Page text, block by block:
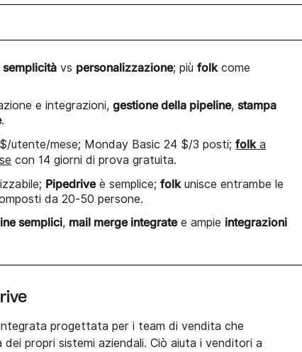
semplicità vs personalizzazione; piùfolkcome
e integrazioni,gestione della pipeline,stampa
.
utente/mese; Monday Basic 24 $/3 posti;folka
con 14 giorni di prova gratuita.
Pipedriveè semplice;folkunisce entrambe le
da 20-50 persone.
semplici, mail merge integratee ampie integrazioni
progettata per i team di vendita che
propri sistemi aziendali. Ciò aiuta i venditori a